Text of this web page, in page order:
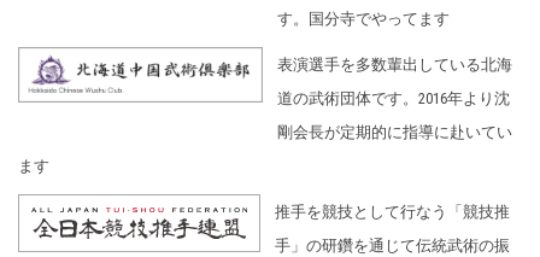
す。国分寺でやってます
表演選手を多数輩出している北海
道の武術団体です。2016年より沈
剛会長が定期的に指導に赴いてい
ます
推手を競技として行なう「競技推
手」の研鑽を通じて伝統武術の振